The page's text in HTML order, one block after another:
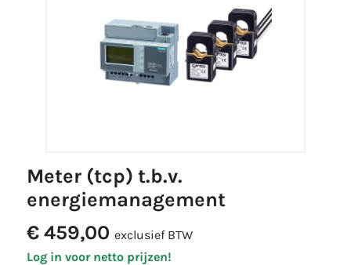
meter (tcp) t.b.v.
energiemanagement
€ 459,00 exclusief BTW
Log in voor netto prijzen!